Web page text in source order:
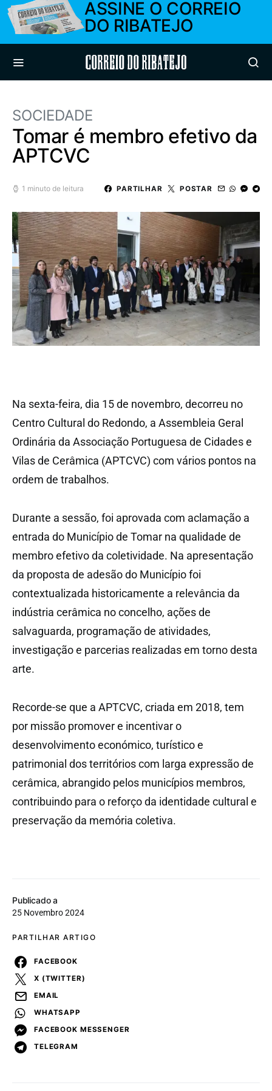
ASSINE O CORREIO
DO RIBATEJO
Correio do Ribatejo
SOCIEDADE
Tomar é membro efetivo da
APTCVC
1 minuto de leitura PARTILHAR POSTAR
Publicado a
25 Novembro 2024
PARTILHAR ARTIGO
FACEBOOK
X (TWITTER)
EMAIL
WHATSAPP
FACEBOOK MESSENGER
TELEGRAM
Na sexta-feira, dia 15 de novembro, decorreu no
Centro Cultural do Redondo, a Assembleia Geral
Ordinária da Associação Portuguesa de Cidades e
Vilas de Cerâmica (APTCVC) com vários pontos na
ordem de trabalhos.
Durante a sessão, foi aprovada com aclamação a
entrada do Município de Tomar na qualidade de
membro efetivo da coletividade. Na apresentação
da proposta de adesão do Município foi
contextualizada historicamente a relevância da
indústria cerâmica no concelho, ações de
salvaguarda, programação de atividades,
investigação e parcerias realizadas em torno desta
arte.
Recorde-se que a APTCVC, criada em 2018, tem
por missão promover e incentivar o
desenvolvimento económico, turístico e
patrimonial dos territórios com larga expressão de
cerâmica, abrangido pelos municípios membros,
contribuindo para o reforço da identidade cultural e
preservação da memória coletiva.